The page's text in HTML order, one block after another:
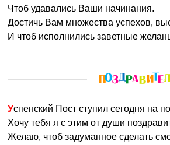
Чтоб удавались Ваши начинания.
Достичь Вам множества успехов,
И чтоб исполнились заветные
Успенский Пост ступил сегодня на
Хочу тебя я с этим от души
Желаю, чтоб задуманное сделать